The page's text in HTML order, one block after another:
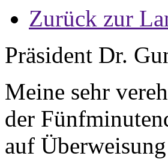
Zurück zur
Präsident Dr.
Meine sehr
der
auf